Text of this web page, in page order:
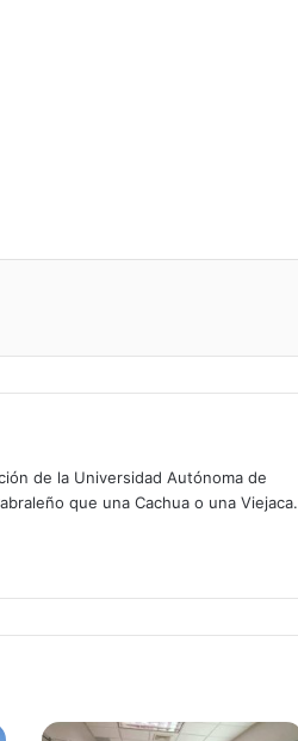
de la Universidad Autónoma de
que una Cachua o una Viejaca.